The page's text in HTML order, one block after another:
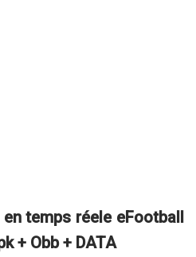
temps réele eFootball
+ Obb + DATA